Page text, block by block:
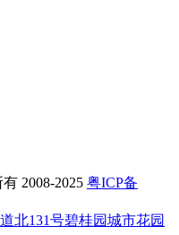
2008-2025 粤ICP备
北131号碧桂园城市花园